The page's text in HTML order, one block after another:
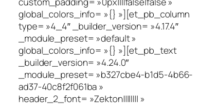
global_colors_info= »{} »][et_pb_column
type= »4_4″ _builder_version= »4.17.4″
_module_preset= »default »
global_colors_info= »{} »][et_pb_text
_builder_version= »4.24.0″
_module_preset= »b327cbe4-b1d5-4b66-
ad37-40c8f2f061ba »
header_2_font= »Zekton|||||||| »